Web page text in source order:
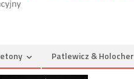
Patlewicz & Holocher